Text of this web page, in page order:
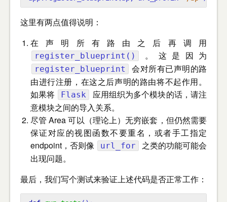
这里有两点值得说明：
在声明所有路由之后再调用
register_blueprint() 。这是因为
register_blueprint
会对所有已声明的路
由进行注册，在这之后声明的路由将不起作用。
如果将
Flask
应用组织为多个模块的话，请注
意模块之间的导入关系。
尽管 Area 可以（理论上）无穷嵌套，但仍然需要
保证对应的视图函数不要重名，或者手工指定
endpoint，否则像
url_for
之类的功能可能会
出现问题。
最后，我们写个测试来验证上述代码是否正常工作：